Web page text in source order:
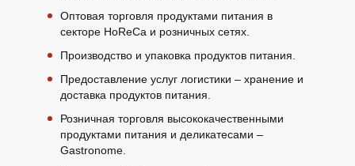
Оптовая торговля продуктами питания в
секторе HoReCa и розничных сетях.
Производство и упаковка продуктов питания.
Предоставление услуг логистики – хранение и
доставка продуктов питания.
Розничная торговля высококачественными
продуктами питания и деликатесами –
Gastronome.